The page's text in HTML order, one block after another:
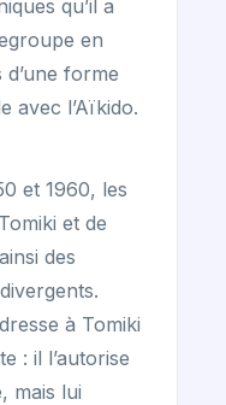
qu’il a
en
forme
avec l’Aïkido.
et 1960, les
et de
des
à Tomiki
: il l’autorise
mais lui